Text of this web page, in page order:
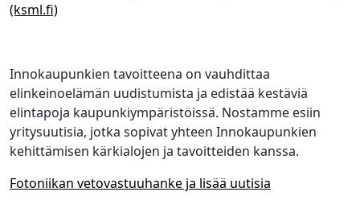
(ksml.fi)
Innokaupunkien tavoitteena on vauhdittaa
elinkeinoelämän uudistumista ja edistää kestäviä
elintapoja kaupunkiympäristöissä. Nostamme esiin
yritysuutisia, jotka sopivat yhteen Innokaupunkien
kehittämisen kärkialojen ja tavoitteiden kanssa.
Fotoniikan vetovastuuhanke ja lisää uutisia